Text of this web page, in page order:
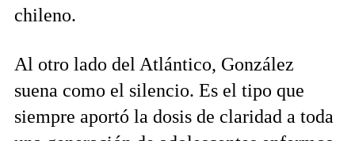
chileno.
Al otro lado del Atlántico, González
suena como el silencio. Es el tipo que
siempre aportó la dosis de claridad a toda